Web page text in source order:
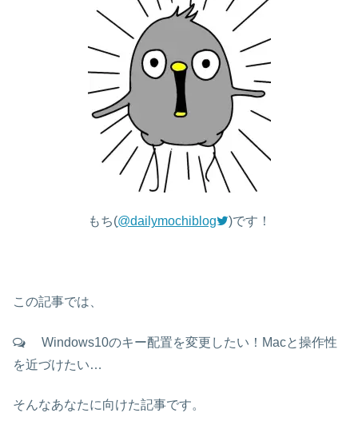
もち(@dailymochiblog )です！
この記事では、
Windows10のキー配置を変更したい！Macと操作性
を近づけたい…
そんなあなたに向けた記事です。